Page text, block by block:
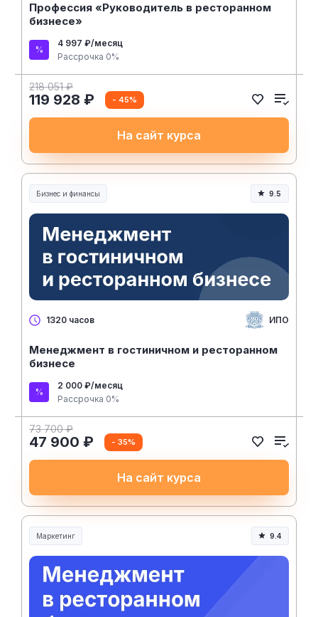
Профессия «Руководитель в ресторанном
бизнесе»
4 997 ₽/месяц
Рассрочка 0%
218 051 ₽
119 928 ₽ - 45%
На сайт курса
Бизнес и финансы 9.5
1320 часов ИПО
Менеджмент в гостиничном и ресторанном
бизнесе
2 000 ₽/месяц
Рассрочка 0%
73 700 ₽
47 900 ₽ - 35%
На сайт курса
Маркетинг 9.4